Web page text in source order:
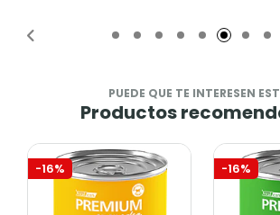
PUEDE QUE TE INTERESEN
Productos
-16% -16%